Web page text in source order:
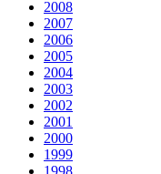
2008
2007
2006
2005
2004
2003
2002
2001
2000
1999